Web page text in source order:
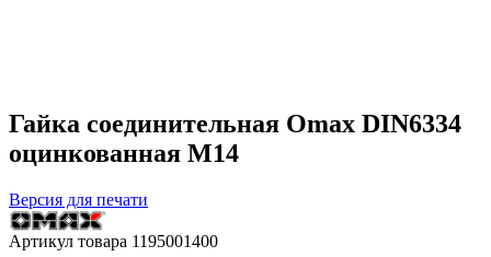
Гайка соединительная Omax DIN6334
оцинкованная M14
Версия для печати
Артикул товара 1195001400